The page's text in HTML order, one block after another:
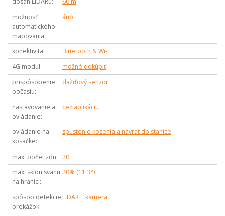
možnosť
automatického
mapovania
áno
konektivita
Bluetooth & Wi-Fi
4G modul
možné dokúpiť
prispôsobenie
počasiu
dažďový senzor
nastavovanie a
ovládanie
cez aplikáciu
ovládanie na
kosačke
spustenie kosenia a návrat do stanice
max. počet zón
20
max. sklon svahu
na hranici
20% (11.3°)
spôsob detekcie
prekážok
LiDAR + kamera